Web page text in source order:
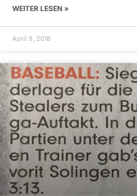
WEITER LESEN »
April 9, 2018